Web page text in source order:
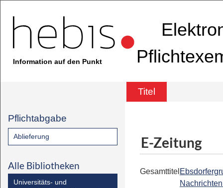
Information auf den Punkt
Titel
Pflichtabgabe
Ablieferung
Alle Bibliotheken
Universitäts- und
E-Zeitung
Gesamttitel